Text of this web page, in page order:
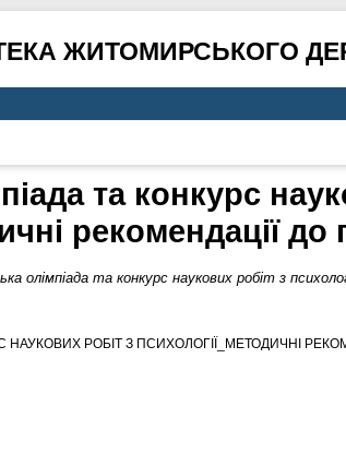
ЖИТОМИРСЬКОГО
та конкурс
рекомендації до
олімпіада та конкурс наукових робіт з
НАУКОВИХ РОБІТ З ПСИХОЛОГІЇ_МЕТОДИЧНІ